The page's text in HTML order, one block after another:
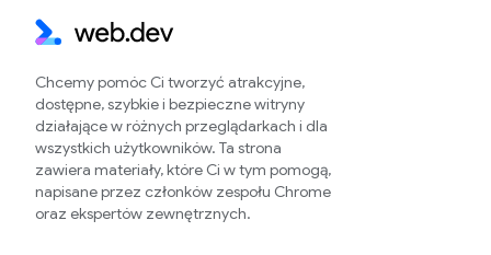
Chcemy pomóc Ci tworzyć atrakcyjne,
dostępne, szybkie i bezpieczne witryny
działające w różnych przeglądarkach i dla
wszystkich użytkowników. Ta strona
zawiera materiały, które Ci w tym pomogą,
napisane przez członków zespołu Chrome
oraz ekspertów zewnętrznych.